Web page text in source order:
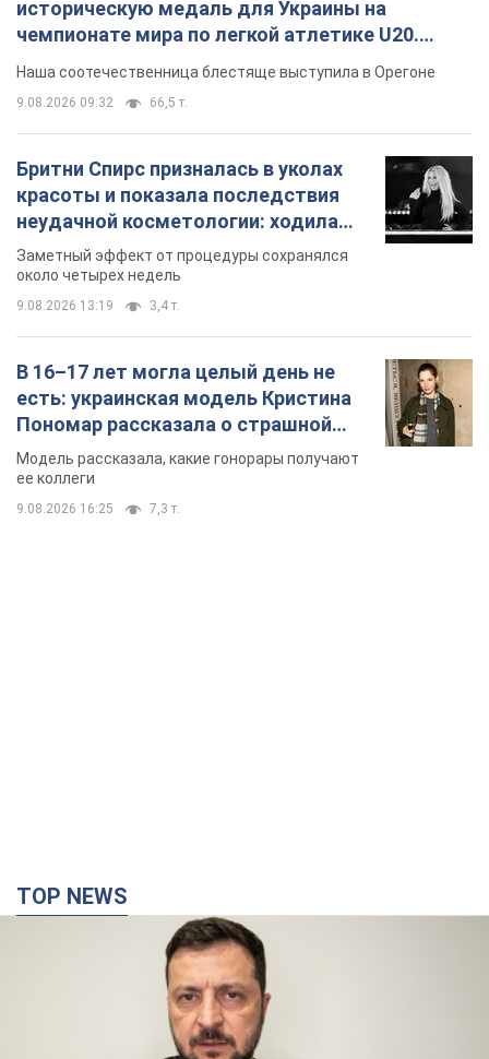
историческую медаль для Украины на
чемпионате мира по легкой атлетике U20.
Видео
Наша соотечественница блестяще выступила в Орегоне
9.08.2026 09:32 66,5 т.
Бритни Спирс призналась в уколах
красоты и показала последствия
неудачной косметологии: ходила
так почти месяц
Заметный эффект от процедуры сохранялся
около четырех недель
9.08.2026 13:19 3,4 т.
В 16–17 лет могла целый день не
есть: украинская модель Кристина
Пономар рассказала о страшной
стороне модельной карьеры
Модель рассказала, какие гонорары получают
ее коллеги
9.08.2026 16:25 7,3 т.
TOP NEWS